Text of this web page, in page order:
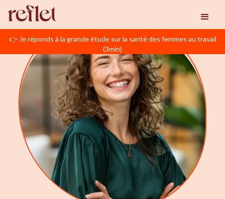
👉 Je réponds à la grande étude sur la santé des femmes au travail
(3min)